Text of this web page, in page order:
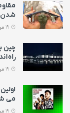
شدن
می‌